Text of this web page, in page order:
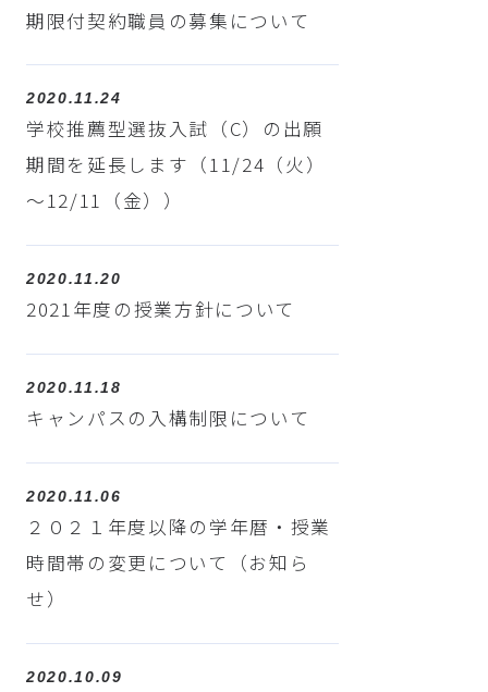
期限付契約職員の募集について
2020.11.24
学校推薦型選抜入試（C）の出願
期間を延長します（11/24（火）
～12/11（金））
2020.11.20
2021年度の授業方針について
2020.11.18
キャンパスの入構制限について
2020.11.06
２０２１年度以降の学年暦・授業
時間帯の変更について（お知ら
せ）
2020.10.09